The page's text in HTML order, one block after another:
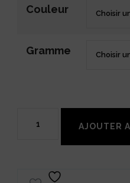
0,85€
2,85€
Couleur
Gramme
Catona
AJOUTER